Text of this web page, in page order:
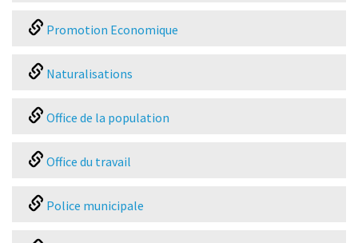
Promotion Economique
Naturalisations
Office de la population
Office du travail
Police municipale